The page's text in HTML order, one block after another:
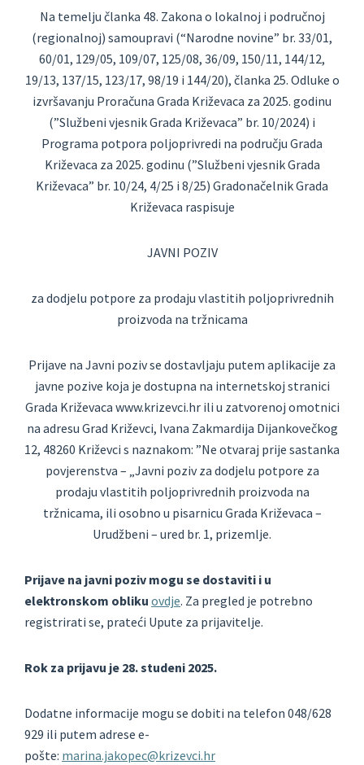
Na temelju članka 48. Zakona o lokalnoj i područnoj
(regionalnoj) samoupravi (“Narodne novine” br. 33/01,
60/01, 129/05, 109/07, 125/08, 36/09, 150/11, 144/12,
19/13, 137/15, 123/17, 98/19 i 144/20), članka 25. Odluke o
izvršavanju Proračuna Grada Križevaca za 2025. godinu
(”Službeni vjesnik Grada Križevaca” br. 10/2024) i
Programa potpora poljoprivredi na području Grada
Križevaca za 2025. godinu (”Službeni vjesnik Grada
Križevaca” br. 10/24, 4/25 i 8/25) Gradonačelnik Grada
Križevaca raspisuje
JAVNI POZIV
za dodjelu potpore za prodaju vlastitih poljoprivrednih
proizvoda na tržnicama
Prijave na Javni poziv se dostavljaju putem aplikacije za
javne pozive koja je dostupna na internetskoj stranici
Grada Križevaca www.krizevci.hr ili u zatvorenoj omotnici
na adresu Grad Križevci, Ivana Zakmardija Dijankovečkog
12, 48260 Križevci s naznakom: ”Ne otvaraj prije sastanka
povjerenstva – „Javni poziv za dodjelu potpore za
prodaju vlastitih poljoprivrednih proizvoda na
tržnicama, ili osobno u pisarnicu Grada Križevaca –
Urudžbeni – ured br. 1, prizemlje.
Prijave na javni poziv mogu se dostaviti i u
elektronskom obliku ovdje. Za pregled je potrebno
registrirati se, prateći Upute za prijavitelje.
Rok za prijavu je 28. studeni 2025.
Dodatne informacije mogu se dobiti na telefon 048/628
929 ili putem adrese e-
pošte: marina.jakopec@krizevci.hr